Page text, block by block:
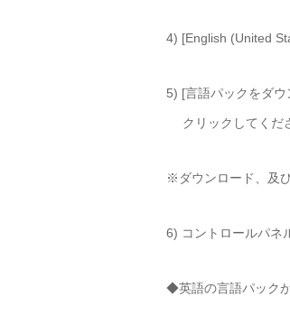
4) [English (United
5) [言語パックをダ
クリックしてくだ
※ダウンロード、及
6) コントロールパネ
◆英語の言語パック